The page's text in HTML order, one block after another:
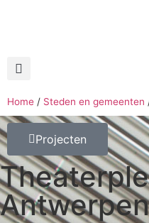
Home / Steden en gemeenten
Projecten
Antwerpen